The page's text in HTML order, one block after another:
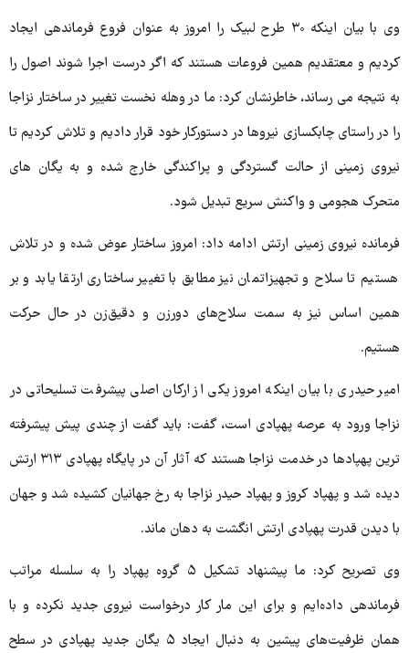
وی با بیان اینکه ۳۰ طرح لبیک را امروز به عنوان فروع فرماندهی ایجاد
کردیم و معتقدیم همین فروعات هستند که اگر درست اجرا شوند اصول را
به نتیجه می رساند، خاطرنشان کرد: ما در وهله نخست تغییر در ساختار نزاجا
را در راستای چابکسازی نیروها در دستورکار خود قرار دادیم و تلاش کردیم تا
نیروی زمینی از حالت گستردگی و پراکندگی خارج شده و به یگان های
متحرک هجومی و واکنش سریع تبدیل شود.
فرمانده نیروی زمینی ارتش ادامه داد: امروز ساختار عوض شده و در تلاش
هستیم تا سلاح و تجهیزاتمان نیز مطابق با تغییر ساختاری ارتقا یابد و بر
همین اساس نیز به سمت سلاح‌های دورزن و دقیق‌زن در حال حرکت
هستیم.
امیر حیدری با بیان اینکه امروز یکی از ارکان اصلی پیشرفت تسلیحاتی در
نزاجا ورود به عرصه پهپادی است، گفت: باید گفت از چندی پیش پیشرفته
ترین پهپادها در خدمت نزاجا هستند که آثار آن در پایگاه پهپادی ۳۱۳ ارتش
دیده شد و پهپاد کروز و پهپاد حیدر نزاجا به رخ جهانیان کشیده شد و جهان
با دیدن قدرت پهپادی ارتش انگشت به دهان ماند.
وی تصریح کرد: ما پیشنهاد تشکیل ۵ گروه پهپاد را به سلسله مراتب
فرماندهی داده‌ایم و برای این مار کار درخواست نیروی جدید نکرده و با
همان ظرفیت‌های پیشین به دنبال ایجاد ۵ یگان جدید پهپادی در سطح